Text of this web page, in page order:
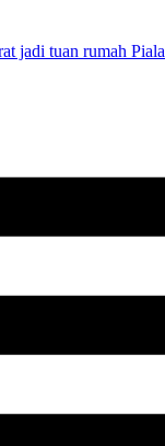
jadi tuan rumah